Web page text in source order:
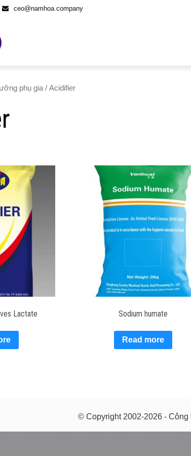
ceo@namhoa.company
phụ gia / Acidifier
Lactate Sodium humate
Read more
© Copyright 2002-2026 - Công